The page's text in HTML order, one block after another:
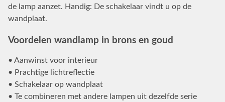
de lamp aanzet. Handig: De schakelaar vindt u op de
wandplaat.
Voordelen wandlamp in brons en goud
• Aanwinst voor interieur
• Prachtige lichtreflectie
• Schakelaar op wandplaat
• Te combineren met andere lampen uit dezelfde serie